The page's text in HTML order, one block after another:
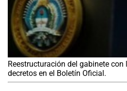
Reestructuración del gabinete
decretos en el Boletín Oficial.